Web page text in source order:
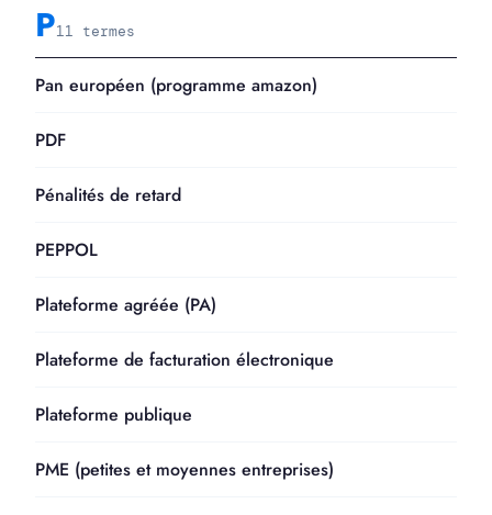
P11 termes
Pan européen (programme amazon)
PDF
Pénalités de retard
PEPPOL
Plateforme agréée (PA)
Plateforme de facturation électronique
Plateforme publique
PME (petites et moyennes entreprises)